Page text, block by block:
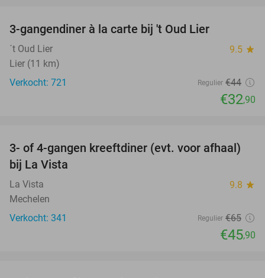
3-gangendiner à la carte bij 't Oud Lier
´t Oud Lier 9.5 star
Lier (11 km)
Verkocht: 721
Regulier €44
€32,90
29%
3- of 4-gangen kreeftdiner (evt. voor afhaal)
bij La Vista
La Vista 9.8 star
Mechelen
Verkocht: 341
Regulier €65
€45,90